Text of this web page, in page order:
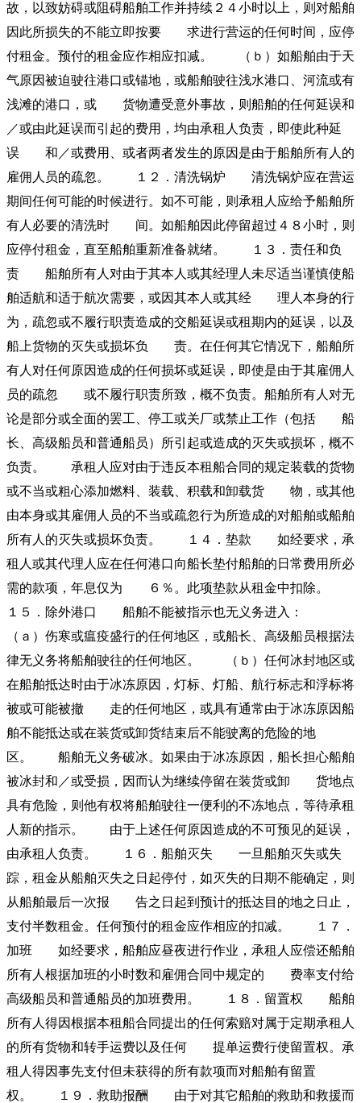
故，以致妨碍或阻碍船舶工作并持续２４小时以上，则对船舶
因此所损失的不能立即按要 求进行营运的任何时间，应停
付租金。预付的租金应作相应扣减。 （ｂ）如船舶由于天
气原因被迫驶往港口或锚地，或船舶驶往浅水港口、河流或有
浅滩的港口，或 货物遭受意外事故，则船舶的任何延误和
／或由此延误而引起的费用，均由承租人负责，即使此种延
误 和／或费用、或者两者发生的原因是由于船舶所有人的
雇佣人员的疏忽。 １２．清洗锅炉 清洗锅炉应在营运
期间任何可能的时候进行。如不可能，则承租人应给予船舶所
有人必要的清洗时 间。如船舶因此停留超过４８小时，则
应停付租金，直至船舶重新准备就绪。 １３．责任和负
责 船舶所有人对由于其本人或其经理人未尽适当谨慎使船
舶适航和适于航次需要，或因其本人或其经 理人本身的行
为，疏忽或不履行职责造成的交船延误或租期内的延误，以及
船上货物的灭失或损坏负 责。在任何其它情况下，船舶所
有人对任何原因造成的任何损坏或延误，即使是由于其雇佣人
员的疏忽 或不履行职责所致，概不负责。船舶所有人对无
论是部分或全面的罢工、停工或关厂或禁止工作（包括 船
长、高级船员和普通船员）所引起或造成的灭失或损坏，概不
负责。 承租人应对由于违反本租船合同的规定装载的货物
或不当或粗心添加燃料、装载、积载和卸载货 物，或其他
由本身或其雇佣人员的不当或疏忽行为所造成的对船舶或船舶
所有人的灭失或损坏负责。 １４．垫款 如经要求，承
租人或其代理人应在任何港口向船长垫付船舶的日常费用所必
需的款项，年息仅为 ６％。此项垫款从租金中扣除。
１５．除外港口 船舶不能被指示也无义务进入：
（ａ）伤寒或瘟疫盛行的任何地区，或船长、高级船员根据法
律无义务将船舶驶往的任何地区。 （ｂ）任何冰封地区或
在船舶抵达时由于冰冻原因，灯标、灯船、航行标志和浮标将
被或可能被撤 走的任何地区，或具有通常由于冰冻原因船
舶不能抵达或在装货或卸货结束后不能驶离的危险的地
区。 船舶无义务破冰。如果由于冰冻原因，船长担心船舶
被冰封和／或受损，因而认为继续停留在装货或卸 货地点
具有危险，则他有权将船舶驶往一便利的不冻地点，等待承租
人新的指示。 由于上述任何原因造成的不可预见的延误，
由承租人负责。 １６．船舶灭失 一旦船舶灭失或失
踪，租金从船舶灭失之日起停付，如灭失的日期不能确定，则
从船舶最后一次报 告之日起到预计的抵达目的地之日止，
支付半数租金。任何预付的租金应作相应的扣减。 １７．
加班 如经要求，船舶应昼夜进行作业，承租人应偿还船舶
所有人根据加班的小时数和雇佣合同中规定的 费率支付给
高级船员和普通船员的加班费用。 １８．留置权 船舶
所有人得因根据本租船合同提出的任何索赔对属于定期承租人
的所有货物和转手运费以及任何 提单运费行使留置权。承
租人得因事先支付但未获得的所有款项而对船舶有留置
权。 １９．救助报酬 由于对其它船舶的救助和救援而